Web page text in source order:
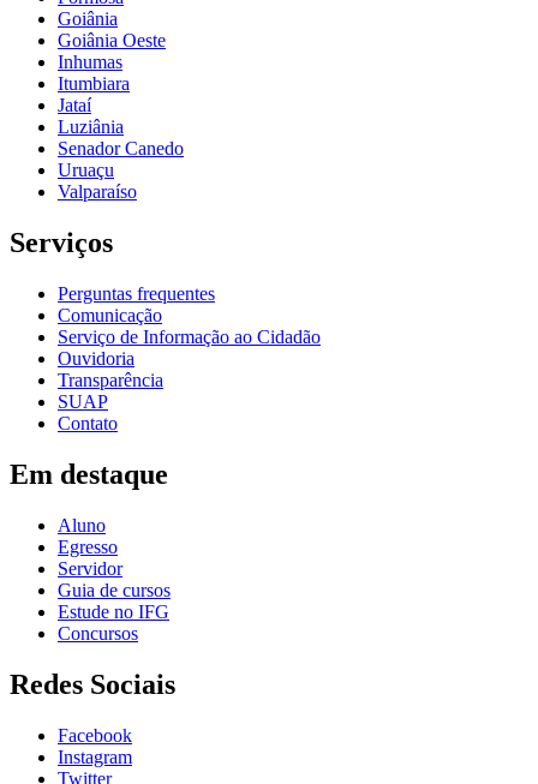
Goiânia
Goiânia Oeste
Inhumas
Itumbiara
Jataí
Luziânia
Senador Canedo
Uruaçu
Valparaíso
Serviços
Perguntas frequentes
Comunicação
Serviço de Informação ao Cidadão
Ouvidoria
Transparência
SUAP
Contato
Em destaque
Aluno
Egresso
Servidor
Guia de cursos
Estude no IFG
Concursos
Redes Sociais
Facebook
Instagram
Twitter